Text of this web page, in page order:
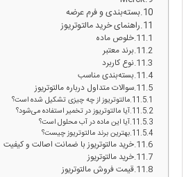
بسته‌بندی و فرم عرضه
راهنمای خرید مالتوتریوز
خلوص ماده
برند معتبر
نوع کاربرد
بسته‌بندی مناسب
سوالات متداول درباره مالتوتریوز
مالتوتریوز از چه چیزی تشکیل شده است؟
آیا مالتوتریوز در تخمیر استفاده می‌شود؟
آیا این ماده در آب محلول است؟
بهترین برند مالتوتریوز چیست؟
خرید مالتوتریوز با ضمانت اصالت و کیفیت
خرید مالتوتریوز
قیمت فروش مالتوتریوز